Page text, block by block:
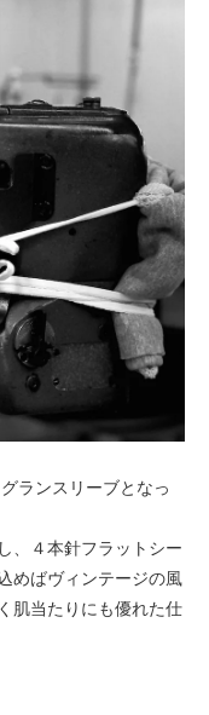
ランスリーブとなっ
、４本針フラットシー
めばヴィンテージの風
肌当たりにも優れた仕